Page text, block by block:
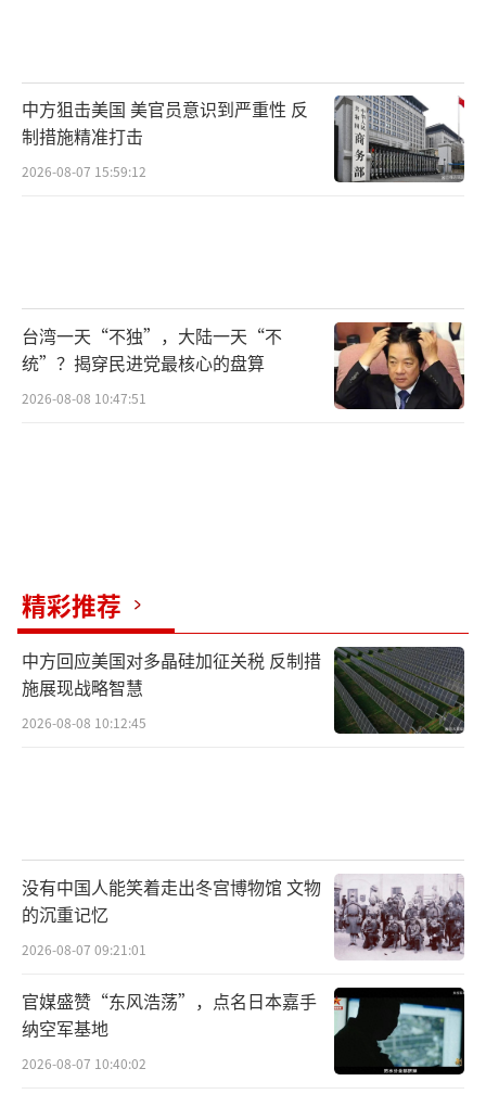
中方狙击美国 美官员意识到严重性 反
制措施精准打击
2026-08-07 15:59:12
台湾一天“不独”，大陆一天“不
统”？揭穿民进党最核心的盘算
2026-08-08 10:47:51
精彩推荐
中方回应美国对多晶硅加征关税 反制措
施展现战略智慧
2026-08-08 10:12:45
没有中国人能笑着走出冬宫博物馆 文物
的沉重记忆
2026-08-07 09:21:01
官媒盛赞“东风浩荡”，点名日本嘉手
纳空军基地
2026-08-07 10:40:02